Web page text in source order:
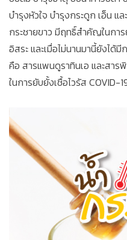
บำรุงหัวใจ บำรุงกระดูก เอ็น แ
กระชายขาว มีฤทธิ์สำคัญในกา
อิสระ และเมื่อไม่นานมานี้ยังได้
คือ สารแพนดูราทินเอ และสา
ในการยับยั้งเชื้อไวรัส COVID-